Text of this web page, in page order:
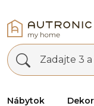
Zadajte 3
Nábytok